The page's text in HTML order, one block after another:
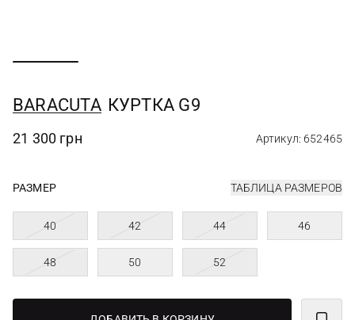
BARACUTA КУРТКА G9
21 300 грн Артикул: 652465
РАЗМЕР ТАБЛИЦА РАЗМЕРОВ
40 42 44 46
48 50 52